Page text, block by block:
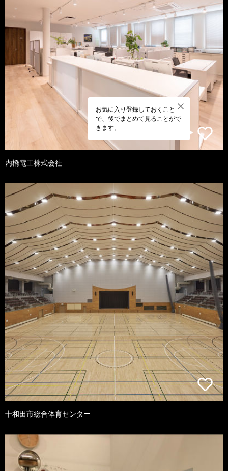
お気に入り登録しておくこと
で、後でまとめて見ることがで
きます。
内橋電工株式会社
十和田市総合体育センター